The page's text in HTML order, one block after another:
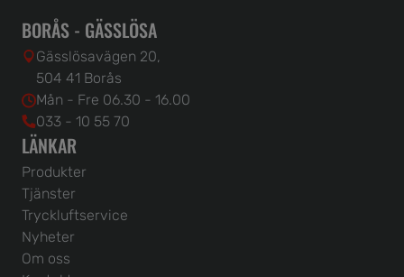
BORÅS - GÄSSLÖSA
Gässlösavägen 20,
504 41 Borås
Mån - Fre 06.30 - 16.00
033 - 10 55 70
LÄNKAR
Produkter
Tjänster
Tryckluftservice
Nyheter
Om oss